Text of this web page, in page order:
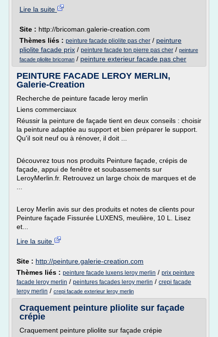
Lire la suite
Site : http://bricoman.galerie-creation.com
Thèmes liés : peinture facade pliolite pas cher / peinture
pliolite facade prix / peinture facade ton pierre pas cher / peinture
facade pliolite bricoman / peinture exterieur facade pas cher
PEINTURE FACADE LEROY MERLIN,
Galerie-Creation
Recherche de peinture facade leroy merlin
Liens commerciaux
Réussir la peinture de façade tient en deux conseils : choisir
la peinture adaptée au support et bien préparer le support.
Qu'il soit neuf ou à rénover, il doit ...
Découvrez tous nos produits Peinture façade, crépis de
façade, appui de fenêtre et soubassements sur
LeroyMerlin.fr. Retrouvez un large choix de marques et de
Leroy Merlin avis sur des produits et notes de clients pour
Peinture façade Fissurée LUXENS, meulière, 10 L. Lisez
et...
Lire la suite
Site : http://peinture.galerie-creation.com
Thèmes liés : peinture facade luxens leroy merlin / prix peinture
facade leroy merlin / peintures facades leroy merlin / crepi facade
leroy merlin / crepi facade exterieur leroy merlin
Craquement peinture pliolite sur façade
crépie
Craquement peinture pliolite sur façade crépie